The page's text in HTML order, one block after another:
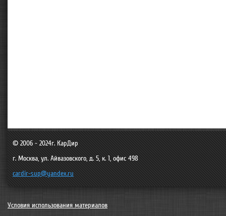
© 2006 - 2024г. КарДир
г. Москва, ул. Айвазовского, д. 5, к. 1, офис 498
cardir-sup@yandex.ru
Условия использования материалов